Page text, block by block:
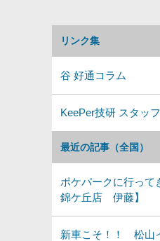
最近の記事（全国）
ポケパークに行って
錦ケ丘店 伊藤】
新車こそ！！ 松山
リンク集
谷 好通コラム
KeePer技研 スタッ